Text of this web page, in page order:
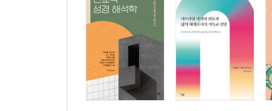
찾아보기
옮긴이의 글